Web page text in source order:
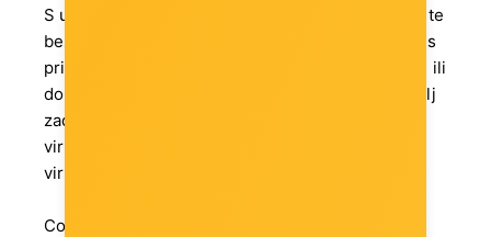
S udaljenom površinom (Remote Desktop) možete
bez ikakvih poteškoća raditi bilo gdje i bilo kada s
pristupom na svoje računalo. Upaljene aplikacije ili
dokumente – to sve vidite u Task View (Upravitelj
zadataka). A ako Vam je potrebno još više
virtualnog prostora za rad, napravite i uključite
virtualni uređaj pomoću Hyper-V.
Continuum